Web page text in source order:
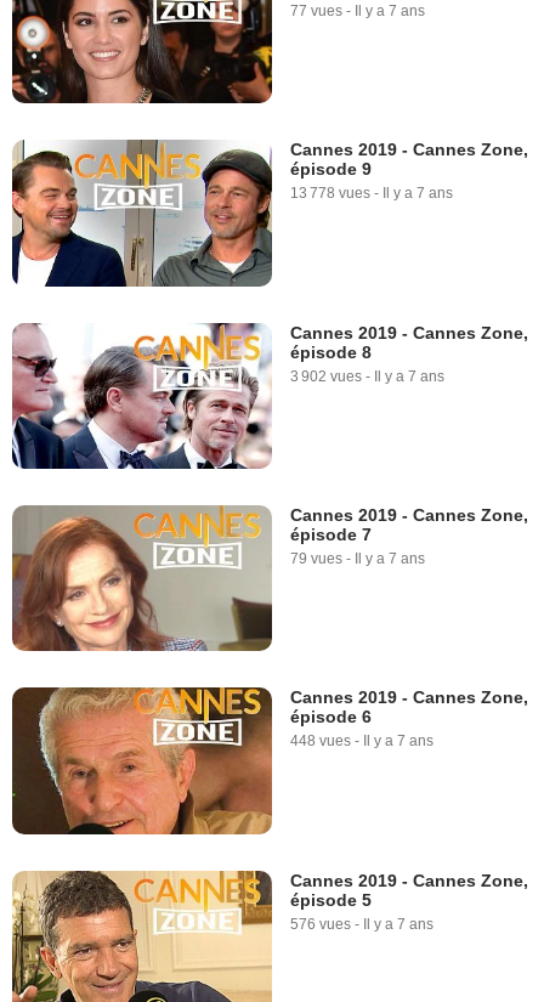
77 vues - Il y a 7 ans
Cannes 2019 - Cannes Zone,
épisode 9
13 778 vues - Il y a 7 ans
Cannes 2019 - Cannes Zone,
épisode 8
3 902 vues - Il y a 7 ans
Cannes 2019 - Cannes Zone,
épisode 7
79 vues - Il y a 7 ans
Cannes 2019 - Cannes Zone,
épisode 6
448 vues - Il y a 7 ans
Cannes 2019 - Cannes Zone,
épisode 5
576 vues - Il y a 7 ans